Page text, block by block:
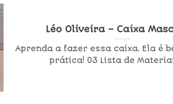
Léo Oliveira – Caixa
Aprenda a fazer essa caixa. Ela é
prática! 03 Lista de